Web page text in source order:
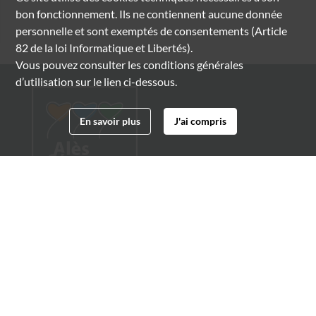
bon fonctionnement. Ils ne contiennent aucune donnée
personnelle et sont exemptés de consentements (Article
82 de la loi Informatique et Libertés).
Vous pouvez consulter les conditions générales
d’utilisation sur le lien ci-dessous.
En savoir plus J'ai compris